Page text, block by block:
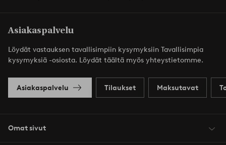
Asiakaspalvelu
Löydät vastauksen tavallisimpiin kysymyksiin Tavallisimpia
kysymyksiä -osiosta. Löydät täältä myös yhteystietomme.
Asiakaspalvelu Tilaukset Maksutavat
Omat sivut